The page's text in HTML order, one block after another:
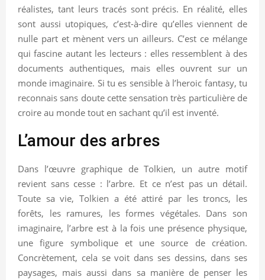
réalistes, tant leurs tracés sont précis. En réalité, elles
sont aussi utopiques, c’est-à-dire qu’elles viennent de
nulle part et mènent vers un ailleurs. C’est ce mélange
qui fascine autant les lecteurs : elles ressemblent à des
documents authentiques, mais elles ouvrent sur un
monde imaginaire. Si tu es sensible à l’heroic fantasy, tu
reconnais sans doute cette sensation très particulière de
croire au monde tout en sachant qu’il est inventé.
L’amour des arbres
Dans l’œuvre graphique de Tolkien, un autre motif
revient sans cesse : l’arbre. Et ce n’est pas un détail.
Toute sa vie, Tolkien a été attiré par les troncs, les
forêts, les ramures, les formes végétales. Dans son
imaginaire, l’arbre est à la fois une présence physique,
une figure symbolique et une source de création.
Concrètement, cela se voit dans ses dessins, dans ses
paysages, mais aussi dans sa manière de penser les